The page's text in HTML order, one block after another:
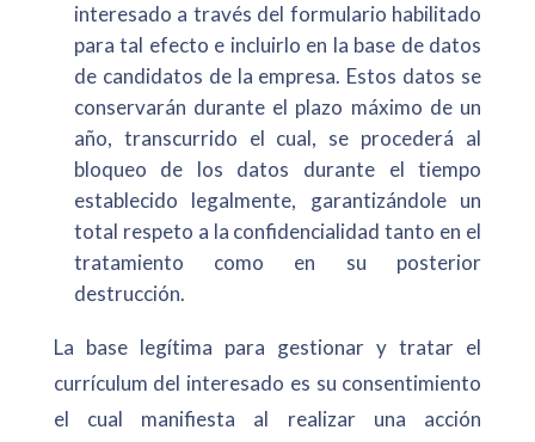
interesado a través del formulario habilitado
para tal efecto e incluirlo en la base de datos
de candidatos de la empresa. Estos datos se
conservarán durante el plazo máximo de un
año, transcurrido el cual, se procederá al
bloqueo de los datos durante el tiempo
establecido legalmente, garantizándole un
total respeto a la confidencialidad tanto en el
tratamiento como en su posterior
destrucción.
La base legítima para gestionar y tratar el
currículum del interesado es su consentimiento
el cual manifiesta al realizar una acción